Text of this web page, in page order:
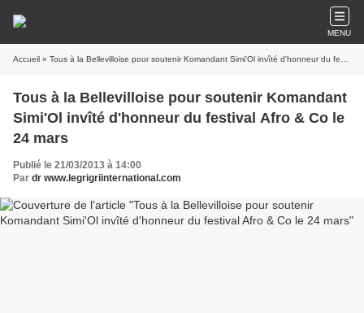
MENU
Accueil » Tous à la Bellevilloise pour soutenir Komandant Simi'Ol invîté d'honneur du festival Afro & Co le 24 mars
Tous à la Bellevilloise pour soutenir Komandant
Simi'Ol invîté d'honneur du festival Afro & Co le
24 mars
Publié le 21/03/2013 à 14:00
Par dr www.legrigriinternational.com